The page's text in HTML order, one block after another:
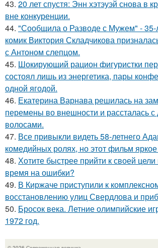
43. 20 лет спустя: Энн хэтэуэй снова в
вне конкуренции.
44. "Сообщила о Разводе с Мужем" - 35-
комик Виктория Складчикова
с Антоном слепцом.
45. Шокирующий рацион фигуристки
состоял лишь из энергетика, пары
одной ягодой.
46. Екатерина Варнава решилась на
перемены во внешности и рассталась
волосами.
47. Все привыкли видеть 58-летнего
комедийных ролях, но этот фильм
48. Хотите быстрее прийти к своей цели
время на ошибки?
49. В Киржаче приступили к
восстановлению улиц Свердлова и
50. Бросок века. Летние олимпийские
1972 год.